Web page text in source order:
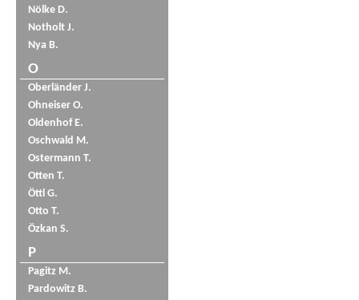
Nölke D.
Notholt J.
Nya B.
O
Oberländer J.
Ohneiser O.
Oldenhof E.
Oschwald M.
Ostermann T.
Otten T.
Öttl G.
Otto T.
Özkan S.
P
Pagitz M.
Pardowitz B.